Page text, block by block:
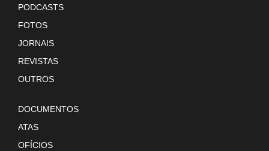
PODCASTS
FOTOS
JORNAIS
REVISTAS
OUTROS
DOCUMENTOS
ATAS
OFÍCIOS